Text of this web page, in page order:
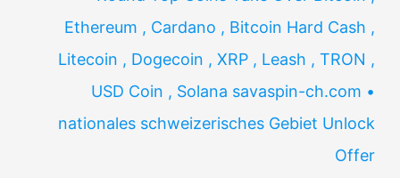
Ethereum , Cardano , Bitcoin Hard Cash ,
Litecoin , Dogecoin , XRP , Leash , TRON ,
USD Coin , Solana savaspin-ch.com •
nationales schweizerisches Gebiet Unlock
Offer